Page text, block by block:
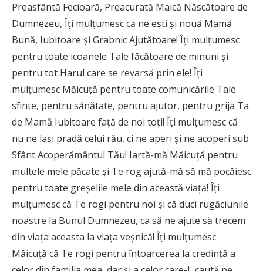
Preasfântă Fecioară, Preacurată Maică Născătoare de
Dumnezeu, Îţi mulţumesc că ne eşti şi nouă Mamă
Bună, Iubitoare şi Grabnic Ajutătoare! Îţi mulţumesc
pentru toate icoanele Tale făcătoare de minuni şi
pentru tot Harul care se revarsă prin ele! Îţi
mulţumesc Măicuţă pentru toate comunicările Tale
sfinte, pentru sănătate, pentru ajutor, pentru grija Ta
de Mamă Iubitoare faţă de noi toţi! Îţi mulţumesc că
nu ne laşi pradă celui rău, ci ne aperi şi ne acoperi sub
Sfânt Acoperământul Tău! Iartă-mă Măicuţă pentru
multele mele păcate şi Te rog ajută-mă să mă pocăiesc
pentru toate greşelile mele din această viaţă! Îţi
mulţumesc că Te rogi pentru noi şi că duci rugăciunile
noastre la Bunul Dumnezeu, ca să ne ajute să trecem
din viaţa aceasta la viaţa veşnică! Îţi mulţumesc
Măicuţă că Te rogi pentru întoarcerea la credinţă a